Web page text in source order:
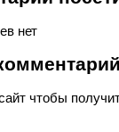
нет
чтобы